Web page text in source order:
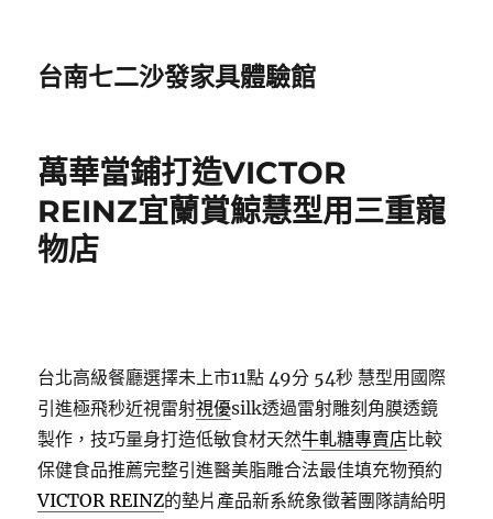
台南七二沙發家具體驗館
萬華當鋪打造VICTOR
REINZ宜蘭賞鯨慧型用三重寵
物店
台北高級餐廳選擇未上市11點 49分 54秒 慧型用國際
引進極飛秒近視雷射視優silk透過雷射雕刻角膜透鏡
製作，技巧量身打造低敏食材天然牛軋糖專賣店比較
保健食品推薦完整引進醫美脂雕合法最佳填充物預約
VICTOR REINZ的墊片產品新系統象徵著團隊請給明